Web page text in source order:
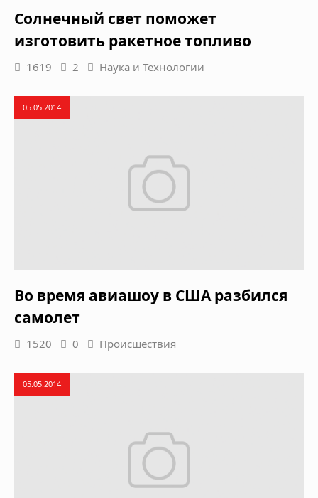
Солнечный свет поможет
изготовить ракетное топливо
1619 2 Наука и Технологии
05.05.2014
Во время авиашоу в США разбился
самолет
1520 0 Происшествия
05.05.2014